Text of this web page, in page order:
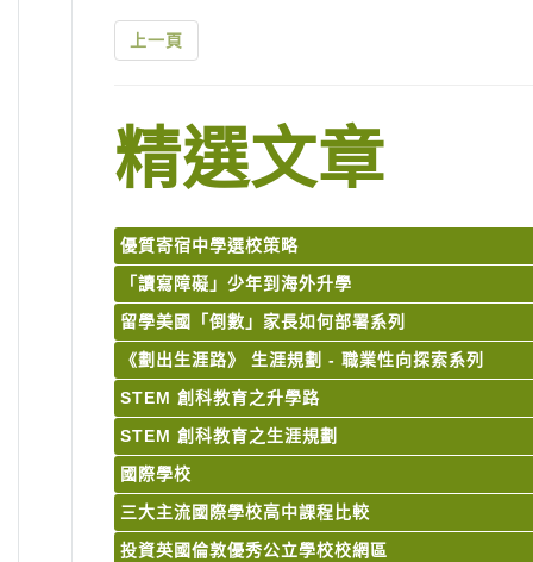
上一頁
精選文章
優質寄宿中學選校策略
「讀寫障礙」少年到海外升學
留學美國「倒數」家長如何部署系列
《劃出生涯路》 生涯規劃 - 職業性向探索系列
STEM 創科教育之升學路
STEM 創科教育之生涯規劃
國際學校
三大主流國際學校高中課程比較
投資英國倫敦優秀公立學校校網區